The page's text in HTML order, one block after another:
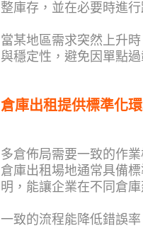
整庫存，並在必要時進行
當某地區需求突然上升
與穩定性，避免因單點
倉庫出租提供標準化
多倉佈局需要一致的作
倉庫出租場地通常具備
明，能讓企業在不同倉
一致的流程能降低錯誤